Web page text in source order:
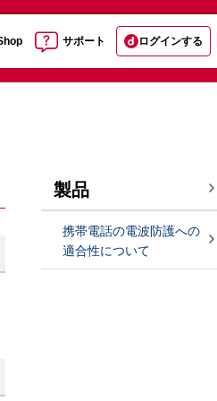
サポート ログインする
製品
携帯電話の電波防護への
適合性について